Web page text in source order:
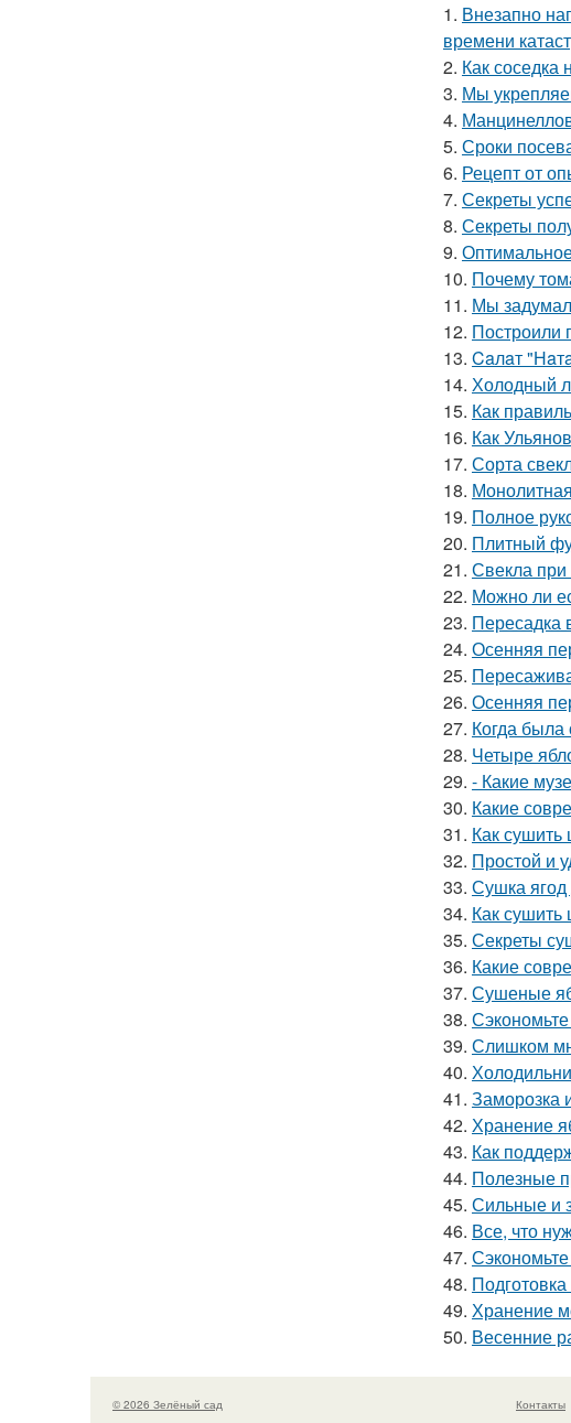
1. Внезапно
времени
2. Как
3. Мы
4.
5. Сроки
6. Рецепт от
7. Секреты
8. Секреты
9.
10. Почему
11. Мы
12. Построили
13. Caлaт
14. Холодный
15. Как
16. Как
17. Сорта
18.
19. Полное
20. Плитный
21. Свекла при
22. Можно ли
23. Пересадка
24. Осенняя
25.
26. Осенняя
27. Когда
28. Четыре
29. - Какие
30. Какие
31. Как сушить
32. Простой и
33. Сушка
34. Как сушить
35. Секреты
36. Какие
37. Сушеные
38.
39. Слишком
40.
41. Заморозка
42. Хранение
43. Как
44. Полезные
45. Сильные и
46. Все, что
47.
48.
49. Хранение
50. Весенние
© 2026 Зелёный сад Контакты